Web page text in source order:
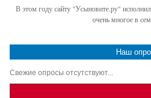
В этом году сайту "Усыновите.ру"
очень многое в
Наш
Свежие опросы отсутствуют...